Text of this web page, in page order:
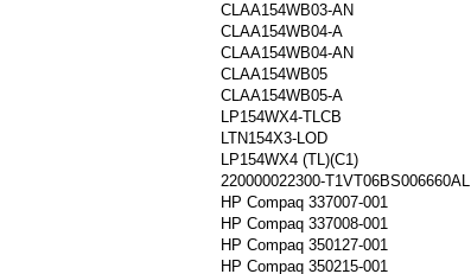
CLAA154WB03-AN
CLAA154WB04-A
CLAA154WB04-AN
CLAA154WB05
CLAA154WB05-A
LP154WX4-TLCB
LTN154X3-LOD
LP154WX4 (TL)(C1)
220000022300-T1VT06BS006660AL
HP Compaq 337007-001
HP Compaq 337008-001
HP Compaq 350127-001
HP Compaq 350215-001